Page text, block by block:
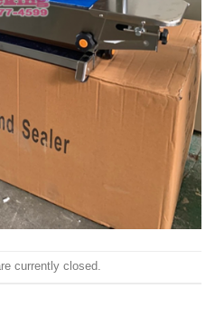
currently closed.